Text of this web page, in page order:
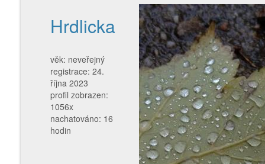
Hrdlicka
věk: neveřejný
registrace: 24.
října 2023
profil zobrazen:
1056x
nachatováno: 16
hodin